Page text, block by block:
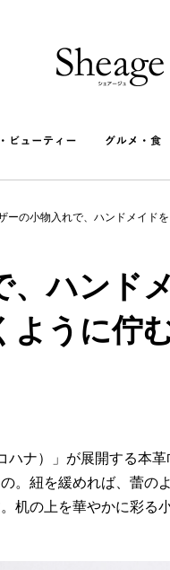
ーの小物入れで、ハンドメイド
、ハンド
ように佇
ナ）」が展開する本
。紐を緩めれば、蕾の
机の上を華やかに彩る